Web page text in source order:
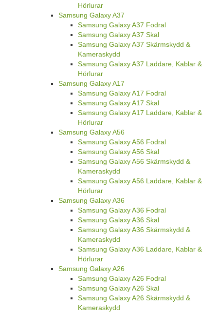
Hörlurar
Samsung Galaxy A37
Samsung Galaxy A37 Fodral
Samsung Galaxy A37 Skal
Samsung Galaxy A37 Skärmskydd &
Kameraskydd
Samsung Galaxy A37 Laddare, Kablar &
Hörlurar
Samsung Galaxy A17
Samsung Galaxy A17 Fodral
Samsung Galaxy A17 Skal
Samsung Galaxy A17 Laddare, Kablar &
Hörlurar
Samsung Galaxy A56
Samsung Galaxy A56 Fodral
Samsung Galaxy A56 Skal
Samsung Galaxy A56 Skärmskydd &
Kameraskydd
Samsung Galaxy A56 Laddare, Kablar &
Hörlurar
Samsung Galaxy A36
Samsung Galaxy A36 Fodral
Samsung Galaxy A36 Skal
Samsung Galaxy A36 Skärmskydd &
Kameraskydd
Samsung Galaxy A36 Laddare, Kablar &
Hörlurar
Samsung Galaxy A26
Samsung Galaxy A26 Fodral
Samsung Galaxy A26 Skal
Samsung Galaxy A26 Skärmskydd &
Kameraskydd